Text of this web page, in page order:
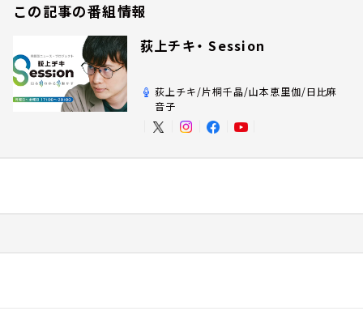
この記事の番組情報
荻上チキ・ Session
荻上チキ/片桐千晶/山本恵里伽/日比麻
音子